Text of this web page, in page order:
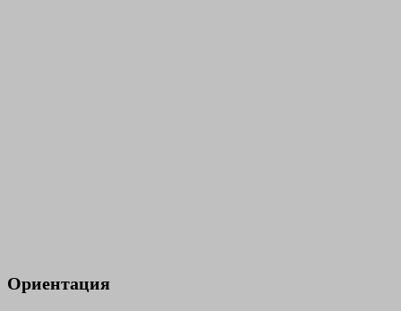
Ориентация